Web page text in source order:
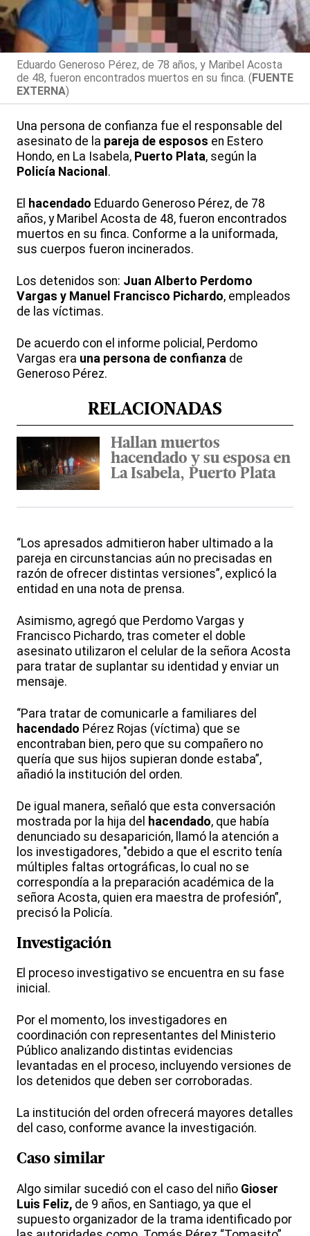
Eduardo Generoso Pérez, de 78 años, y Maribel Acosta
de 48, fueron encontrados muertos en su finca. (FUENTE
EXTERNA)
Una persona de confianza fue el responsable del
asesinato de la pareja de esposos en Estero
Hondo, en La Isabela, Puerto Plata, según la
Policía Nacional .
El hacendado Eduardo Generoso Pérez, de 78
años, y Maribel Acosta de 48, fueron encontrados
muertos en su finca. Conforme a la uniformada,
sus cuerpos fueron incinerados.
Los detenidos son: Juan Alberto Perdomo
Vargas y Manuel Francisco Pichardo, empleados
de las víctimas.
De acuerdo con el informe policial, Perdomo
Vargas era una persona de confianza de
Generoso Pérez.
RELACIONADAS
Hallan muertos
hacendado y su esposa en
La Isabela, Puerto Plata
“Los apresados admitieron haber ultimado a la
pareja en circunstancias aún no precisadas en
razón de ofrecer distintas versiones”, explicó la
entidad en una nota de prensa.
Asimismo, agregó que Perdomo Vargas y
Francisco Pichardo, tras cometer el doble
asesinato utilizaron el celular de la señora Acosta
para tratar de suplantar su identidad y enviar un
mensaje.
“Para tratar de comunicarle a familiares del
hacendado Pérez Rojas (víctima) que se
encontraban bien, pero que su compañero no
quería que sus hijos supieran donde estaba”,
añadió la institución del orden.
De igual manera, señaló que esta conversación
mostrada por la hija del hacendado, que había
denunciado su desaparición, llamó la atención a
los investigadores, "debido a que el escrito tenía
múltiples faltas ortográficas, lo cual no se
correspondía a la preparación académica de la
señora Acosta, quien era maestra de profesión”,
precisó la Policía.
Investigación
El proceso investigativo se encuentra en su fase
inicial.
Por el momento, los investigadores en
coordinación con representantes del Ministerio
Público analizando distintas evidencias
levantadas en el proceso, incluyendo versiones de
los detenidos que deben ser corroboradas.
La institución del orden ofrecerá mayores detalles
del caso, conforme avance la investigación.
Caso similar
Algo similar sucedió con el caso del niño Gioser
Luis Feliz, de 9 años, en Santiago, ya que el
supuesto organizador de la trama identificado por